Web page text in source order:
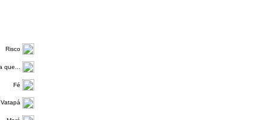
Risco
que...
Fé
Vatapá